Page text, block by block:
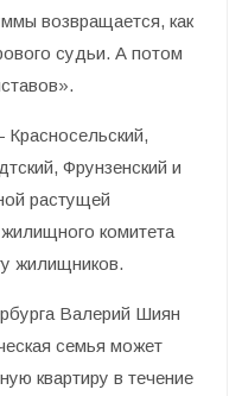
возвращается, как
судьи. А потом
Фрунзенский и
растущей
комитета
жилищников.
Валерий Шиян
семья может
квартиру в течение